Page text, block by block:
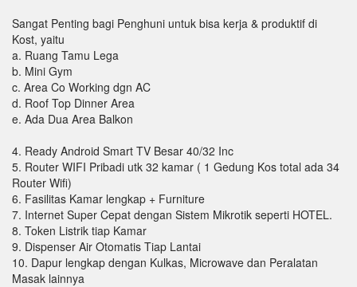
Sangat Penting bagi Penghuni untuk bisa kerja & produktif di
Kost, yaitu
a. Ruang Tamu Lega
b. Mini Gym
c. Area Co Working dgn AC
d. Roof Top Dinner Area
e. Ada Dua Area Balkon
4. Ready Android Smart TV Besar 40/32 Inc
5. Router WIFI Pribadi utk 32 kamar ( 1 Gedung Kos total ada 34
Router Wifi)
6. Fasilitas Kamar lengkap + Furniture
7. Internet Super Cepat dengan Sistem Mikrotik seperti HOTEL.
8. Token Listrik tiap Kamar
9. Dispenser Air Otomatis Tiap Lantai
10. Dapur lengkap dengan Kulkas, Microwave dan Peralatan
Masak lainnya